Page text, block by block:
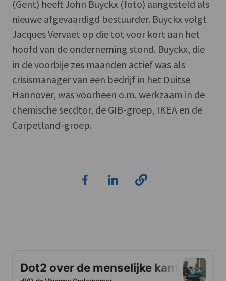
(Gent) heeft John Buyckx (foto) aangesteld als
nieuwe afgevaardigd bestuurder. Buyckx volgt
Jacques Vervaet op die tot voor kort aan het
hoofd van de onderneming stond. Buyckx, die
in de voorbije zes maanden actief was als
crisismanager van een bedrijf in het Duitse
Hannover, was voorheen o.m. werkzaam in de
chemische secdtor, de GIB-groep, IKEA en de
Carpetland-groep.